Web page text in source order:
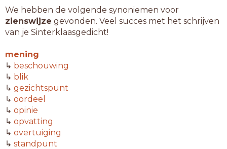
We hebben de volgende synoniemen voor
zienswijze gevonden. Veel succes met het schrijven
van je Sinterklaasgedicht!
mening
↳ beschouwing
↳ blik
↳ gezichtspunt
↳ oordeel
↳ opinie
↳ opvatting
↳ overtuiging
↳ standpunt